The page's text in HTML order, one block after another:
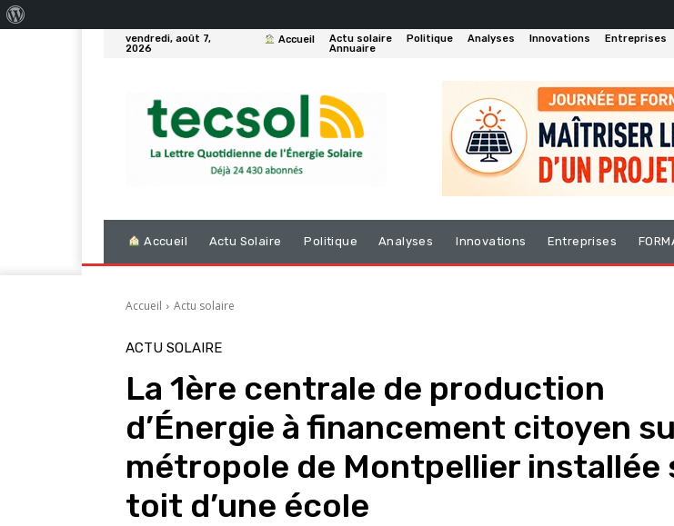
vendredi, août 7,
2026
Accueil Actu solaire Politique Analyses Innovations Entreprises
Annuaire
Accueil Actu Solaire Politique Analyses Innovations Entreprises
Accueil Actu solaire
ACTU SOLAIRE
La 1ère centrale de production
d’Énergie à financement citoyen
métropole de Montpellier installée
toit d’une école